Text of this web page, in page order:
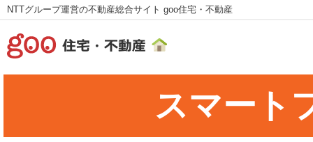
NTTグループ運営の不動産総合サイト goo住宅・不動産
スマート